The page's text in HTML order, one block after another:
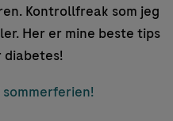
Kontrollfreak som jeg
Her er mine beste tips
diabetes!